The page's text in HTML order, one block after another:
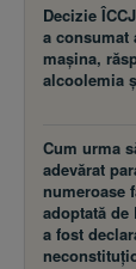
Decizie
a consumat
maşina,
alcoolemia
Cum urma
adevărat
numeroase
adoptată de
a fost